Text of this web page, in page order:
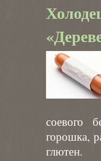
соевого
горошка,
глютен.